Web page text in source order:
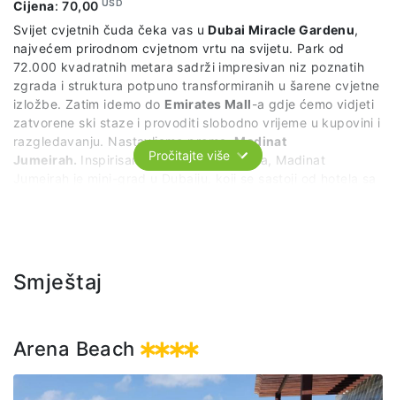
Cijena:70,00 USD
Svijet cvjetnih čuda čeka vas uDubai Miracle Gardenu,
najvećem prirodnom cvjetnom vrtu na svijetu. Park od
72.000 kvadratnih metara sadrži impresivan niz poznatih
zgrada i struktura potpuno transformiranih u šarene cvjetne
izložbe. Zatim idemo do Emirates Mall-a gdje ćemo vidjeti
zatvorene ski staze i provoditi slobodno vrijeme u kupovini i
razgledavanju. Nastavljamo premaMadinat
Jumeirah. Inspirisan arapskim gradovima, Madinat
Trajanje izleta: 10 sati
ulaznica za Dubai Miracle Garden.
Pročitajte više
Smještaj
Arena Beach